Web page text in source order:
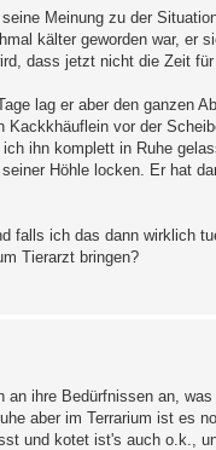
Meinung zu der
kälter geworden war, er
dass jetzt nicht die Zeit
lag er aber den ganzen
Kackkhäuflein vor der
ihn komplett in Ruhe
Höhle locken. Er hat
falls ich das dann wirklich
Tierarzt bringen?
ihre Bedürfnissen an,
aber im Terrarium ist es
und kotet ist's auch o.k.,